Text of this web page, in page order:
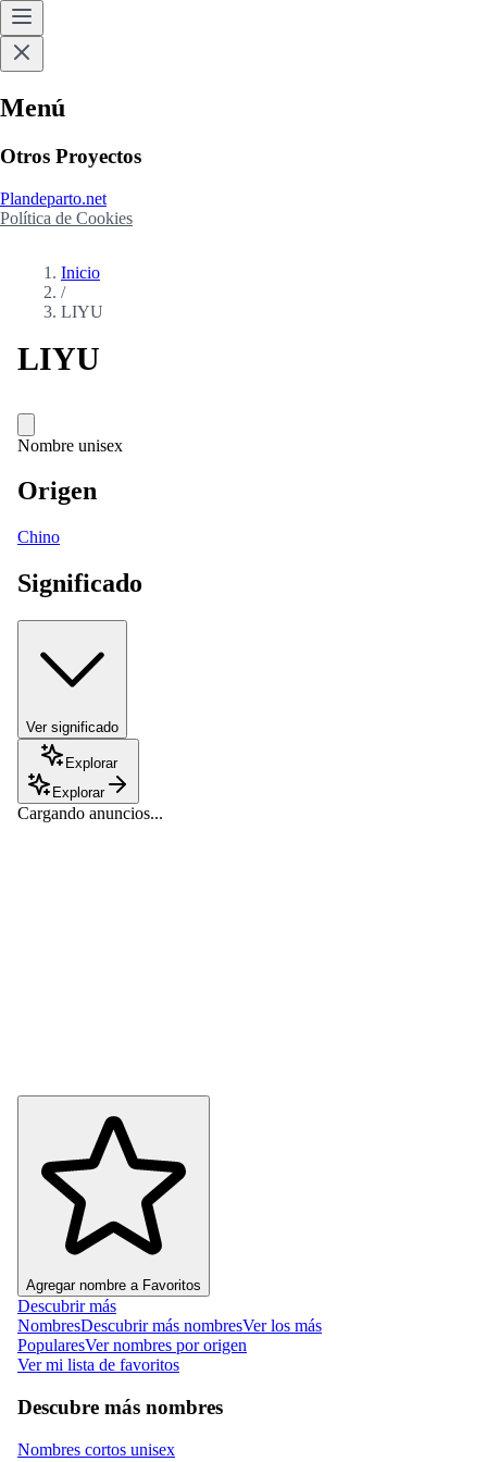
Menú
Otros Proyectos
Plandeparto.net
Política de Cookies
Inicio
/
LIYU
LIYU
Nombre unisex
Origen
Chino
Significado
Ver significado
Explorar
Explorar
Cargando anuncios...
Agregar nombre a Favoritos
Descubrir más
NombresDescubrir más nombresVer los más
PopularesVer nombres por origen
Ver mi lista de favoritos
Descubre más nombres
Nombres cortos unisex